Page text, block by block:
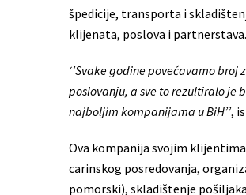
špedicije, transporta i
klijenata, poslova i partnerstava.
‘’Svake godine povećavamo
poslovanju, a sve to rezultiralo je
najboljim kompanijama u BiH’’,
Ova kompanija svojim
carinskog posredovanja,
pomorski), skladištenje